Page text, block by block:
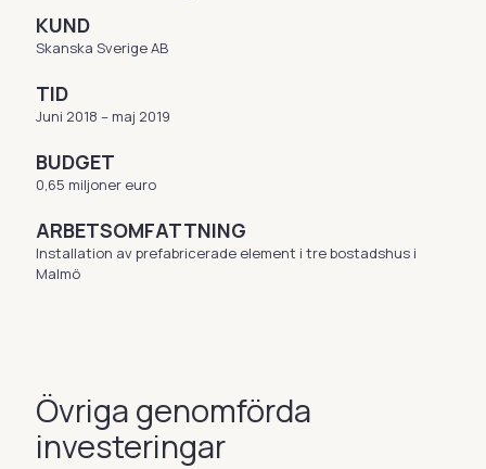
KUND
Skanska Sverige AB
TID
Juni 2018 – maj 2019
BUDGET
0,65 miljoner euro
ARBETSOMFATTNING
Installation av prefabricerade element i tre bostadshus i
Malmö
Övriga genomförda
investeringar